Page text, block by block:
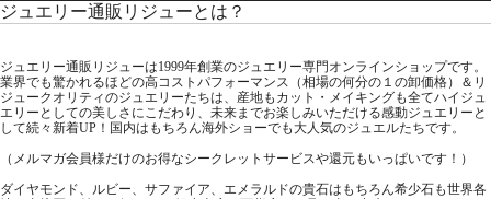
ジュエリー通販リジューとは？
ジュエリー通販リジューは1999年創業のジュエリー専門オンラインショップです。
業界でも驚かれるほどの高コストパフォーマンス（相場の何分の１の卸価格）＆リ
ジュークオリティのジュエリーたちは、産地もカット・メイキングも全てハイジュ
エリーとしての美しさにこだわり、未来までお楽しみいただける感動ジュエリーと
して続々新着UP！国内はもちろん海外ショーでも大人気のジュエルたちです。
（メルマガ会員様だけのお得なシークレットサービスや還元もいっぱいです！）
ダイヤモンド、ルビー、サファイア、エメラルドの貴石はもちろん希少石も世界各